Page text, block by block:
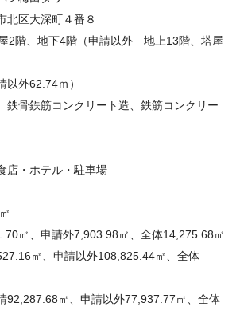
北区大深町４番８
2階、地下4階（申請以外 地上13階、塔屋
以外62.74ｍ）
骨鉄筋コンクリート造、鉄筋コンクリー
店・ホテル・駐車場
㎡
㎡、申請外7,903.98㎡、全体14,275.68㎡
㎡、申請以外108,825.44㎡、全体
92,287.68㎡、申請以外77,937.77㎡、全体